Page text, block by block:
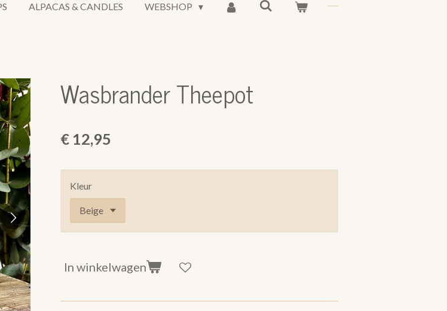
ALPACAS & CANDLES WEBSHOP
Wasbrander Theepot
€ 12,95
Kleur
In winkelwagen